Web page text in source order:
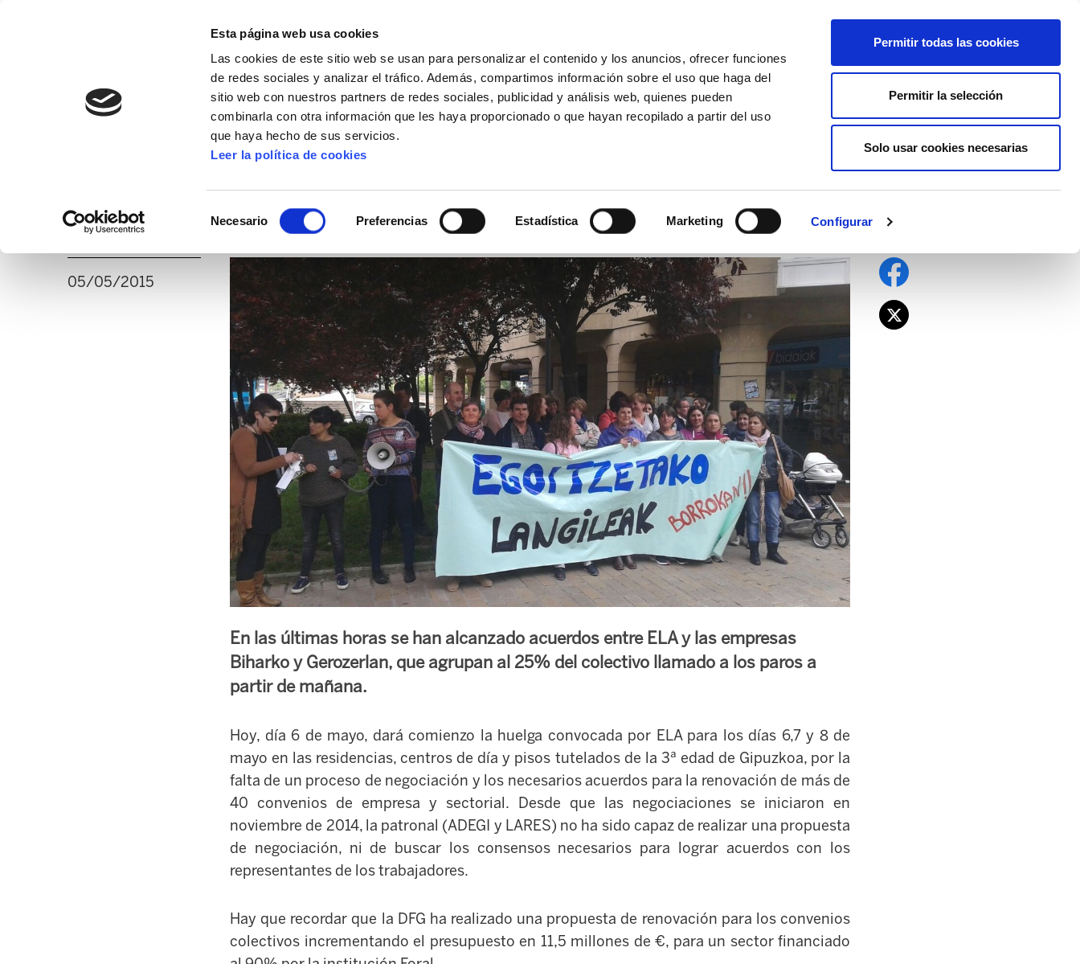
Esta página web usa cookies
Las cookies de este sitio web se usan para personalizar el contenido y los anuncios, ofrecer funciones
de redes sociales y analizar el tráfico. Además, compartimos información sobre el uso que haga del
sitio web con nuestros partners de redes sociales, publicidad y análisis web, quienes pueden
combinarla con otra información que les haya proporcionado o que hayan recopilado a partir del uso
que haya hecho de sus servicios.
Leer la política de cookies
Necesario Preferencias Estadística Marketing Configurar
Permitir todas las cookies
Permitir la selección
Solo usar cookies necesarias
AFÍLIATE
MANU ROBLES-ARANGIZ FUNDAZIOA BIDELAGUN FUNDAZIOA
ELA convoca a partir de hoy tres días de huelga en las
residencias de Gipuzkoa
05/05/2015
En las últimas horas se han alcanzado acuerdos entre ELA y las empresas
Biharko y Gerozerlan, que agrupan al 25% del colectivo llamado a los paros a
partir de mañana.
Hoy, día 6 de mayo, dará comienzo la huelga convocada por ELA para los días 6,7 y 8 de
mayo en las residencias, centros de día y pisos tutelados de la 3ª edad de Gipuzkoa, por la
falta de un proceso de negociación y los necesarios acuerdos para la renovación de más de
40 convenios de empresa y sectorial. Desde que las negociaciones se iniciaron en
noviembre de 2014, la patronal (ADEGI y LARES) no ha sido capaz de realizar una propuesta
de negociación, ni de buscar los consensos necesarios para lograr acuerdos con los
representantes de los trabajadores.
Hay que recordar que la DFG ha realizado una propuesta de renovación para los convenios
colectivos incrementando el presupuesto en 11,5 millones de €, para un sector financiado